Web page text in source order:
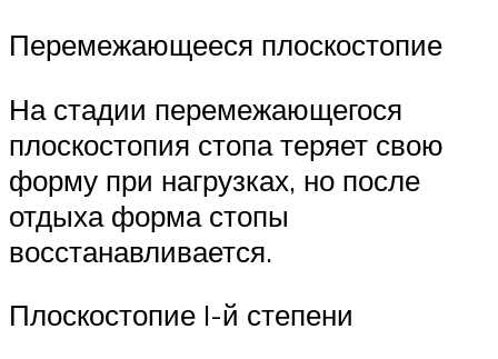
Перемежающееся плоскостопие
На стадии перемежающегося
плоскостопия стопа теряет свою
форму при нагрузках, но после
отдыха форма стопы
восстанавливается.
Плоскостопие I-й степени